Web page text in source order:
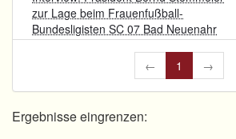
zur Lage beim Frauenfußball-
Bundesligisten SC 07 Bad Neuenahr
← 1 →
Ergebnisse eingrenzen: